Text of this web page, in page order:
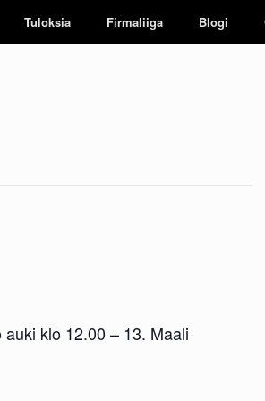
Tuloksia Firmaliiga Blogi
klo 12.00 – 13. Maali